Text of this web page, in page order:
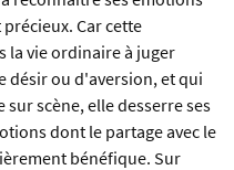
Car cette
la vie ordinaire à juger
désir ou d'aversion, et qui
scène, elle desserre ses
dont le partage avec le
bénéfique. Sur